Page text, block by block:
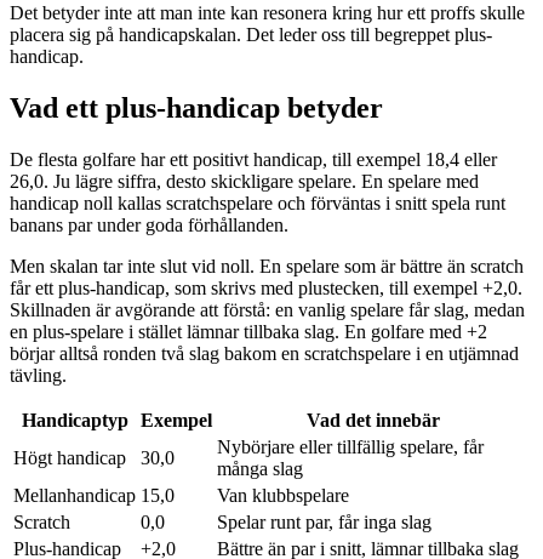
Det betyder inte att man inte kan resonera kring hur ett proffs skulle
placera sig på handicapskalan. Det leder oss till begreppet plus-
handicap.
Vad ett plus-handicap betyder
De flesta golfare har ett positivt handicap, till exempel 18,4 eller
26,0. Ju lägre siffra, desto skickligare spelare. En spelare med
handicap noll kallas scratchspelare och förväntas i snitt spela runt
banans par under goda förhållanden.
Men skalan tar inte slut vid noll. En spelare som är bättre än scratch
får ett plus-handicap, som skrivs med plustecken, till exempel +2,0.
Skillnaden är avgörande att förstå: en vanlig spelare får slag, medan
en plus-spelare i stället lämnar tillbaka slag. En golfare med +2
börjar alltså ronden två slag bakom en scratchspelare i en utjämnad
tävling.
Handicaptyp Exempel
Vad det innebär
Högt handicap
30,0
Nybörjare eller tillfällig spelare, får
många slag
Mellanhandicap 15,0
Van klubbspelare
Scratch
0,0
Spelar runt par, får inga slag
Plus-handicap
+2,0 Bättre än par i snitt, lämnar tillbaka slag